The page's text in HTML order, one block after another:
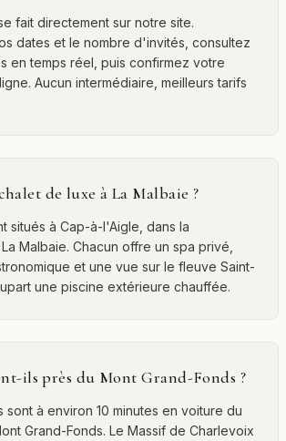
fait directement sur notre site.
dates et le nombre d'invités, consultez
en temps réel, puis confirmez votre
Aucun intermédiaire, meilleurs tarifs
de luxe à La Malbaie ?
situés à Cap-à-l'Aigle, dans la
Malbaie. Chacun offre un spa privé,
et une vue sur le fleuve Saint-
une piscine extérieure chauffée.
ils près du Mont Grand-Fonds ?
sont à environ 10 minutes en voiture du
Grand-Fonds. Le Massif de Charlevoix